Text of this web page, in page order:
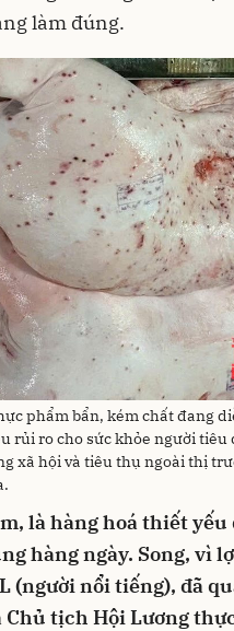
làm đúng.
phẩm bẩn, kém chất đang
rủi ro cho sức khỏe người tiêu
xã hội và tiêu thụ ngoài thị
là hàng hoá thiết yếu
hàng ngày. Song, vì
(người nổi tiếng), đã
Chủ tịch Hội Lương